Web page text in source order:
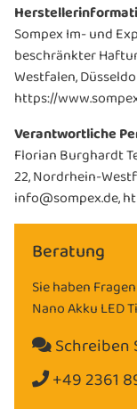
Sompex Im- und
beschränkter
Westfalen,
https://
Verantwortliche
Florian Burghardt
22, Nordrhein-
info@sompex.de,
Beratung
Sie haben
Nano Akku LED
Schreiben
+49 2361